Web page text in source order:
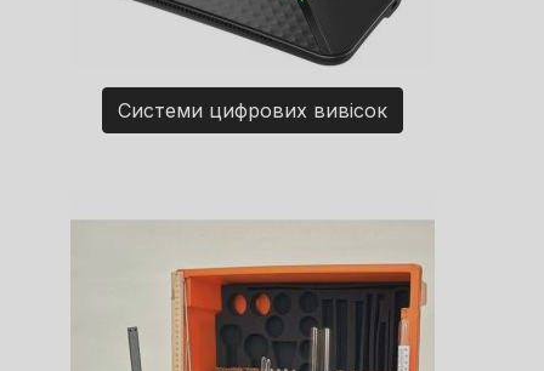
Системи цифрових вивісок